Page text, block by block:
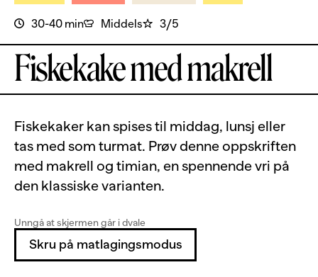
30-40 min Middels 3/5
Fiskekake med makrell
Fiskekaker kan spises til middag, lunsj eller
tas med som turmat. Prøv denne oppskriften
med makrell og timian, en spennende vri på
den klassiske varianten.
Unngå at skjermen går i dvale
Skru på matlagingsmodus